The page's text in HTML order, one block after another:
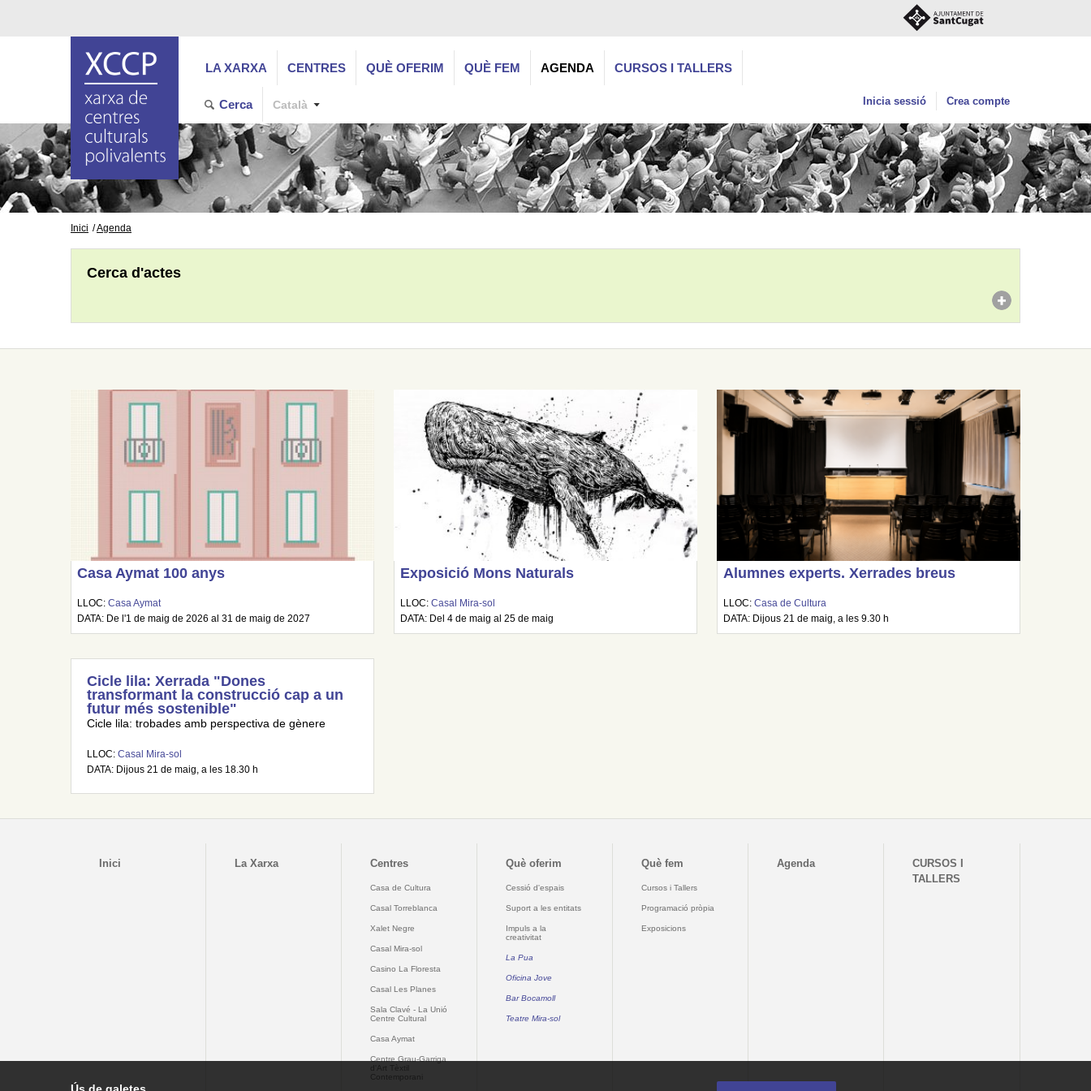
LA XARXA CENTRES QUÈ OFERIM QUÈ FEM AGENDA CURSOS I TALLERS
Cerca Català Inicia sessió Crea compte
Inici Agenda
Cerca d'actes
Casa Aymat 100 anys
LLOC:Casa Aymat
DATA: De l'1 de maig de 2026 al 31 de maig de 2027
Exposició Mons Naturals
LLOC:Casal Mira-sol
DATA: Del 4 de maig al 25 de maig
Alumnes experts. Xerrades breus
LLOC:Casa de Cultura
DATA: Dijous 21 de maig, a les 9.30 h
Cicle lila: Xerrada "Dones
transformant la construcció cap a un
futur més sostenible"
Cicle lila: trobades amb perspectiva de gènere
LLOC: Casal Mira-sol
DATA: Dijous 21 de maig, a les 18.30 h
Inici La Xarxa Centres
Casa de Cultura
Casal Torreblanca
Xalet Negre
Casal Mira-sol
Casino La Floresta
Casal Les Planes
Sala Clavé - La Unió
Centre Cultural
Casa Aymat
Centre Grau-Garriga
d'Art Tèxtil
Contemporani
Què oferim
Cessió d'espais
Suport a les entitats
Impuls a la
creativitat
La Pua
Oficina Jove
Bar Bocamoll
Teatre Mira-sol
Què fem
Cursos i Tallers
Programació pròpia
Exposicions
Agenda
CURSOS I
TALLERS